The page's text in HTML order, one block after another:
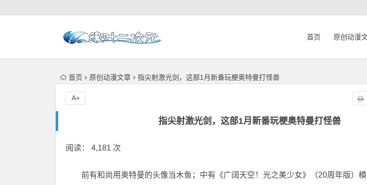
首页 原创动漫
首页 原创动漫文章 指尖射激光剑，这部1月新番玩梗奥特曼打怪兽
指尖射激光剑，这部1月新番玩梗奥特曼打怪兽
A+
阅读： 4,181 次
前有和尚用奥特曼的头像当木鱼；中有《广阔天空！光之美少女》（20周年版）